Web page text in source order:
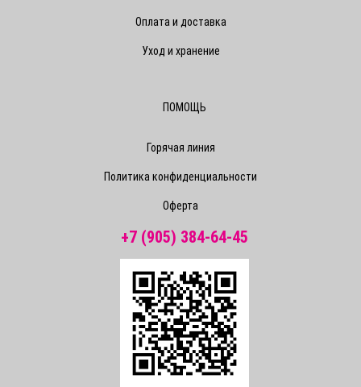
Оплата и доставка
Уход и хранение
ПОМОЩЬ
Горячая линия
Политика конфиденциальности
Оферта
+7 (905) 384-64-45